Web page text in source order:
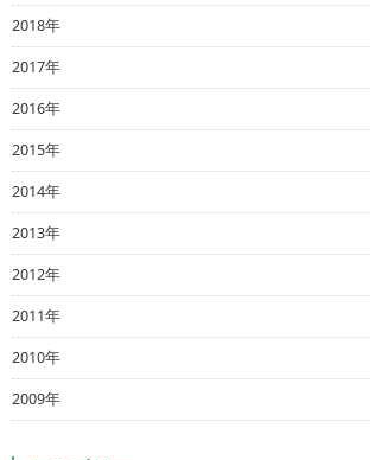
2018年
2017年
2016年
2015年
2014年
2013年
2012年
2011年
2010年
2009年